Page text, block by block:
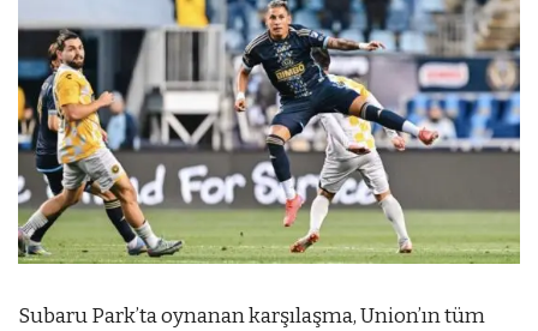
Subaru Park’ta oynanan karşılaşma, Union’ın tüm